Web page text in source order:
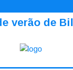
verão de